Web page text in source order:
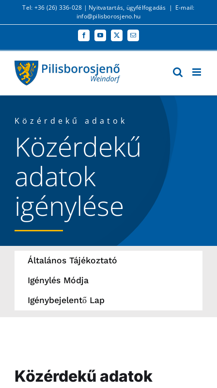
KihagyásTel: +36 (26) 336-028 | Nyitvatartás, ügyfélfogadás | E-mail:
info@pilisborosjeno.hu
FacebookYouTube
X Email:
Közérdekű adatok
Közérdekű
adatok
igénylése
Általános Tájékoztató
Igénylés Módja
Igénybejelentő Lap
Közérdekű adatok